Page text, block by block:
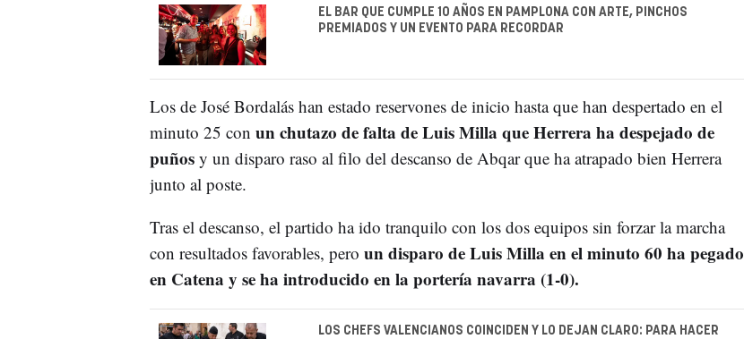
EL BAR QUE CUMPLE 10 AÑOS EN PAMPLONA CON ARTE, PINCHOS
PREMIADOS Y UN EVENTO PARA RECORDAR
Los de José Bordalás han estado reservones de inicio hasta que han despertado en el
minuto 25 con un chutazo de falta de Luis Milla que Herrera ha despejado de
puñosy un disparo raso al filo del descanso de Abqar que ha atrapado bien Herrera
junto al poste.
Tras el descanso, el partido ha ido tranquilo con los dos equipos sin forzar la marcha
con resultados favorables, pero un disparo de Luis Milla en el minuto 60 ha pegado
en Catena y se ha introducido en la portería navarra (1-0).
LOS CHEFS VALENCIANOS COINCIDEN Y LO DEJAN CLARO: PARA HACER